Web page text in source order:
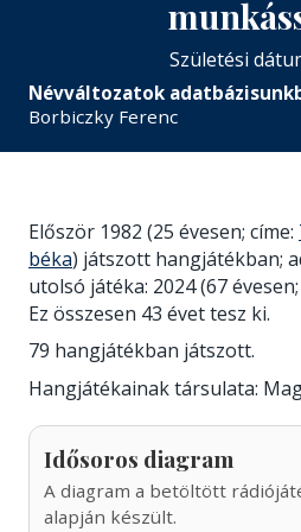
Születési
Névváltozatok
Borbiczky Ferenc
Először 1982 (25 évesen; címe:
béka) játszott hangjátékban;
utolsó játéka: 2024 (67 évesen;
Ez összesen 43 évet tesz ki.
79 hangjátékban játszott.
Hangjátékainak társulata:
Idősoros diagram
A diagram a betöltött
alapján készült.